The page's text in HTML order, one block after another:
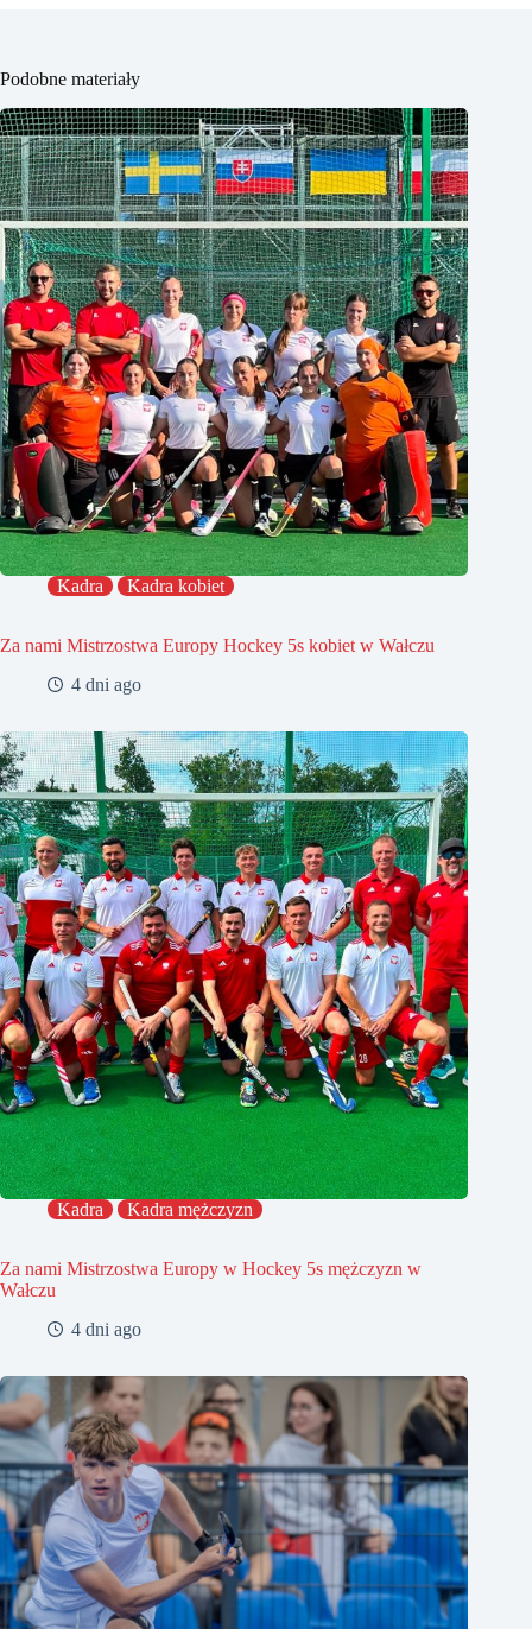
Podobne materiały
Kadra Kadra kobiet
Za nami Mistrzostwa Europy Hockey 5s kobiet w Wałczu
4 dni ago
Kadra Kadra mężczyzn
Za nami Mistrzostwa Europy w Hockey 5s mężczyzn w
Wałczu
4 dni ago